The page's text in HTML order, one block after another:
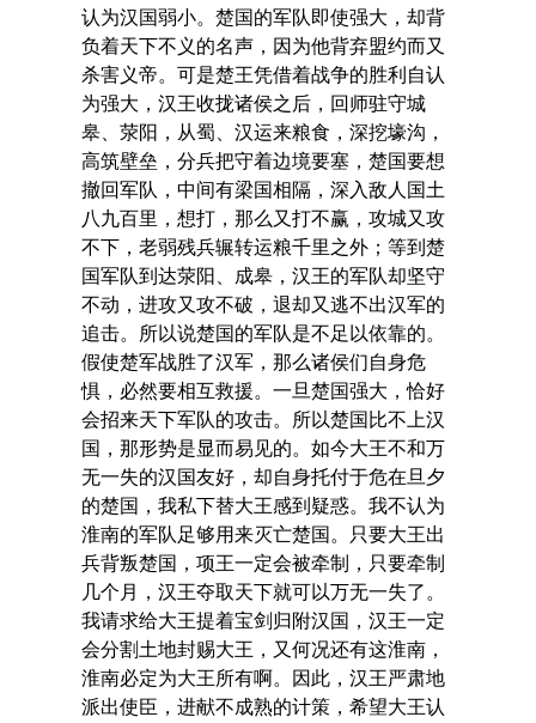
认为汉国弱小。楚国的军队即使强大，却背
负着天下不义的名声，因为他背弃盟约而又
杀害义帝。可是楚王凭借着战争的胜利自认
为强大，汉王收拢诸侯之后，回师驻守城
皋、荥阳，从蜀、汉运来粮食，深挖壕沟，
高筑壁垒，分兵把守着边境要塞，楚国要想
撤回军队，中间有梁国相隔，深入敌人国土
八九百里，想打，那么又打不赢，攻城又攻
不下，老弱残兵辗转运粮千里之外；等到楚
国军队到达荥阳、成皋，汉王的军队却坚守
不动，进攻又攻不破，退却又逃不出汉军的
追击。所以说楚国的军队是不足以依靠的。
假使楚军战胜了汉军，那么诸侯们自身危
惧，必然要相互救援。一旦楚国强大，恰好
会招来天下军队的攻击。所以楚国比不上汉
国，那形势是显而易见的。如今大王不和万
无一失的汉国友好，却自身托付于危在旦夕
的楚国，我私下替大王感到疑惑。我不认为
淮南的军队足够用来灭亡楚国。只要大王出
兵背叛楚国，项王一定会被牵制，只要牵制
几个月，汉王夺取天下就可以万无一失了。
我请求给大王提着宝剑归附汉国，汉王一定
会分割土地封赐大王，又何况还有这淮南，
淮南必定为大王所有啊。因此，汉王严肃地
派出使臣，进献不成熟的计策，希望大王认